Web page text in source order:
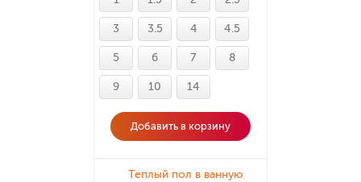
3 3.5 4 4.5
5 6 7 8
9 10 14
Добавить в корзину
Теплый пол в ванную